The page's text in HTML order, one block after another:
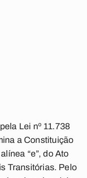
Lei nº 11.738
a Constituição
“e”, do Ato
Transitórias. Pelo